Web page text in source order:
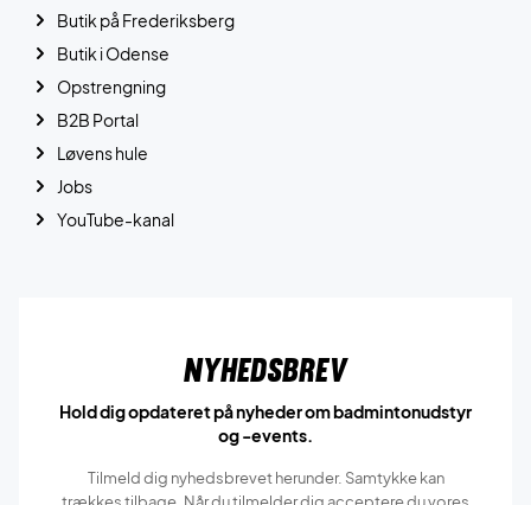
Butik på Frederiksberg
Butik i Odense
Opstrengning
B2B Portal
Løvens hule
Jobs
YouTube-kanal
Nyhedsbrev
Hold dig opdateret på nyheder om badmintonudstyr
og -events.
Tilmeld dig nyhedsbrevet herunder. Samtykke kan